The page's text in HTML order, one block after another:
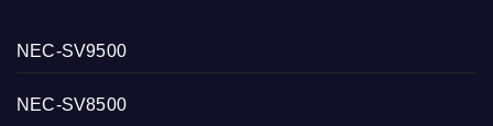
NEC-SV9500
NEC-SV8500